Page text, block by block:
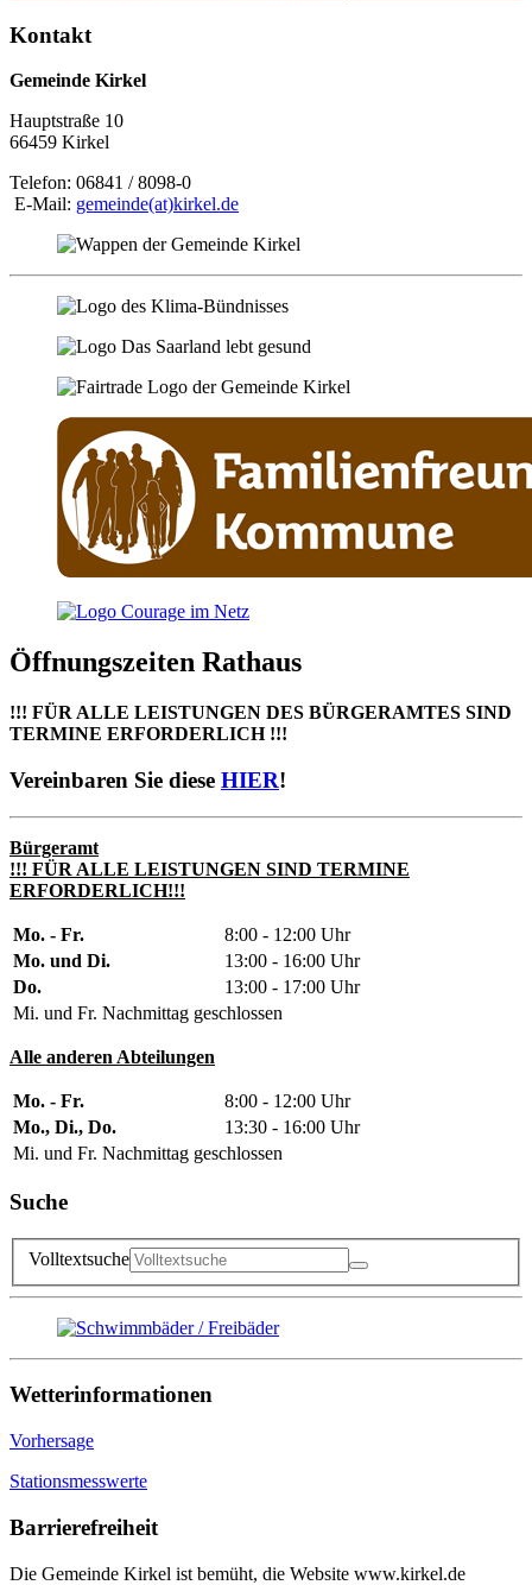
Kontakt
Gemeinde Kirkel
Hauptstraße 10
66459 Kirkel
Telefon: 06841 / 8098-0
E-Mail: gemeinde(at)kirkel.de
Öffnungszeiten Rathaus
!!! FÜR ALLE LEISTUNGEN DES BÜRGERAMTES SIND
TERMINE ERFORDERLICH !!!
Vereinbaren Sie diese HIER!
Bürgeramt
!!! FÜR ALLE LEISTUNGEN SIND TERMINE
ERFORDERLICH!!!
Mo. - Fr.
8:00 - 12:00 Uhr
Mo. und Di.
13:00 - 16:00 Uhr
Do.
13:00 - 17:00 Uhr
Mi. und Fr. Nachmittag geschlossen
Alle anderen Abteilungen
Mo. - Fr.
8:00 - 12:00 Uhr
Mo., Di., Do.
13:30 - 16:00 Uhr
Mi. und Fr. Nachmittag geschlossen
Suche
Volltextsuche
Wetterinformationen
Vorhersage
Stationsmesswerte
Barrierefreiheit
Die Gemeinde Kirkel ist bemüht, die Website www.kirkel.de